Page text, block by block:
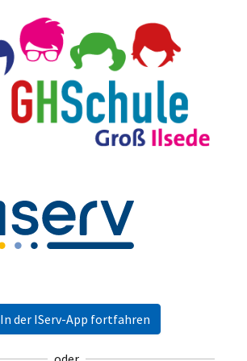
In der IServ-App fortfahren